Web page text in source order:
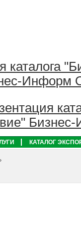
каталога
Информ
КАТАЛОГ